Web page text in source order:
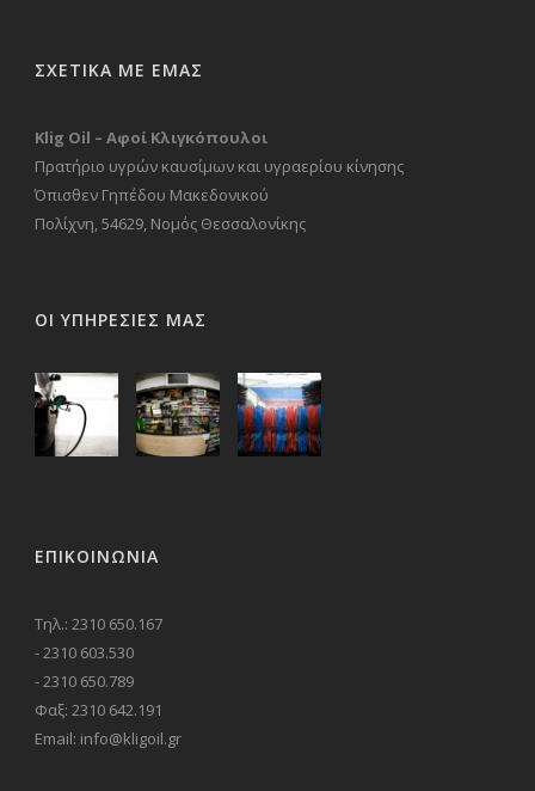
ΣΧΕΤΙΚΑ ΜΕ ΕΜΑΣ
Klig Oil – Αφοί Κλιγκόπουλοι
Πρατήριο υγρών καυσίμων και υγραερίου κίνησης
Όπισθεν Γηπέδου Μακεδονικού
Πολίχνη, 54629, Νομός Θεσσαλονίκης
ΟΙ ΥΠΗΡΕΣΙΕΣ ΜΑΣ
ΕΠΙΚΟΙΝΩΝΊΑ
Τηλ.: 2310 650.167
- 2310 603.530
- 2310 650.789
Φαξ: 2310 642.191
Email: info@kligoil.gr